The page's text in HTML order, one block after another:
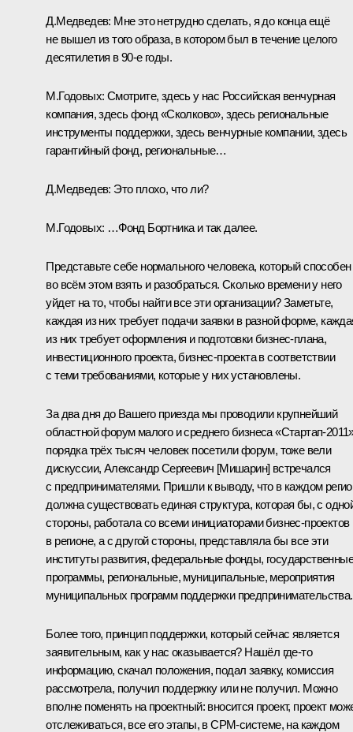
Д.Медведев: Мне это нетрудно сделать, я до конца ещё
не вышел из того образа, в котором был в течение целого
десятилетия в 90-е годы.
М.Годовых: Смотрите, здесь у нас Российская венчурная
компания, здесь фонд «Сколково», здесь региональные
инструменты поддержки, здесь венчурные компании, здесь
гарантийный фонд, региональные…
Д.Медведев: Это плохо, что ли?
М.Годовых: …Фонд Бортника и так далее.
Представьте себе нормального человека, который способен
во всём этом взять и разобраться. Сколько времени у него
уйдет на то, чтобы найти все эти организации? Заметьте,
каждая из них требует подачи заявки в разной форме,
из них требует оформления и подготовки бизнес-плана,
инвестиционного проекта, бизнес-проекта в соответствии
с теми требованиями, которые у них установлены.
За два дня до Вашего приезда мы проводили крупнейший
областной форум малого и среднего бизнеса «Стартап-
порядка трёх тысяч человек посетили форум, тоже вели
дискуссии, Александр Сергеевич [Мишарин] встречался
с предпринимателями. Пришли к выводу, что в каждом
должна существовать единая структура, которая бы, с
стороны, работала со всеми инициаторами бизнес-проектов
в регионе, а с другой стороны, представляла бы все эти
институты развития, федеральные фонды, государственные
программы, региональные, муниципальные, мероприятия
муниципальных программ поддержки предпринимательства.
Более того, принцип поддержки, который сейчас является
заявительным, как у нас оказывается? Нашёл где‑то
информацию, скачал положения, подал заявку, комиссия
рассмотрела, получил поддержку или не получил. Можно
вполне поменять на проектный: вносится проект, проект
отслеживаться, все его этапы, в СРМ-системе, на каждом